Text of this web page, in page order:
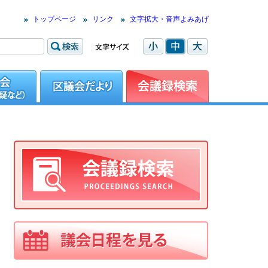
トップページ リンク 文字拡大・音声よみあげ